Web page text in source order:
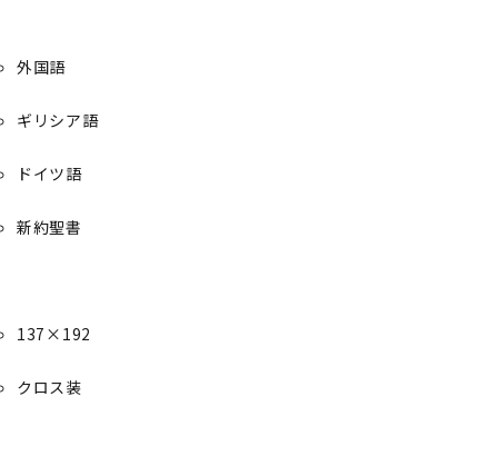
外国語
ギリシア語
ドイツ語
新約聖書
137×192
クロス装